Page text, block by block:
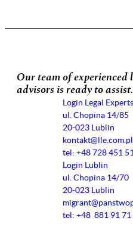
Our team of
advisors is ready to assist.
Login Legal Experts
ul. Chopina 14/85
20-023 Lublin
kontakt@lle.com.pl
tel: +48 728 451
Login Lublin
ul. Chopina 14/70
20-023 Lublin
tel: +48 881 91 71